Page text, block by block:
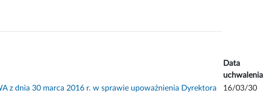
Data
uchwalenia
z dnia 30 marca 2016 r. w sprawie upoważnienia Dyrektora
16/03/30